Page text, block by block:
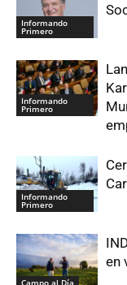
Informando
Primero
Informando
Primero
Informando
Primero
Campo al Día
en